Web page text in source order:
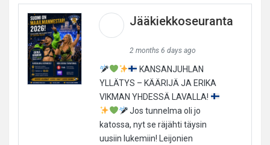
Jääkiekkoseuranta
2 months 6 days ago
KANSANJUHLAN
YLLÄTYS – KÄÄRIJÄ JA ERIKA
VIKMAN YHDESSÄ LAVALLA!
Jos tunnelma oli jo
katossa, nyt se räjähti täysin
uusiin lukemiin! Leijonien